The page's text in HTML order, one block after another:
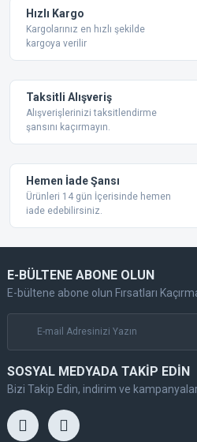
Bu ürüne benzer farklı
Hızlı Kargo
Kargolarınız en hızlı şekilde
kargoya verilir
Taksitli Alışveriş
Alışverişlerinizi taksitlendirme
şansını kaçırmayın.
Hemen İade Şansı
Ürünleri 14 gün İçerisinde hemen
iade edebilirsiniz.
E-BÜLTENE ABONE OLUN
E-bültene abone olun Fırsatları
SOSYAL MEDYADA TAKİP EDİN
Bizi Takip Edin, indirim ve